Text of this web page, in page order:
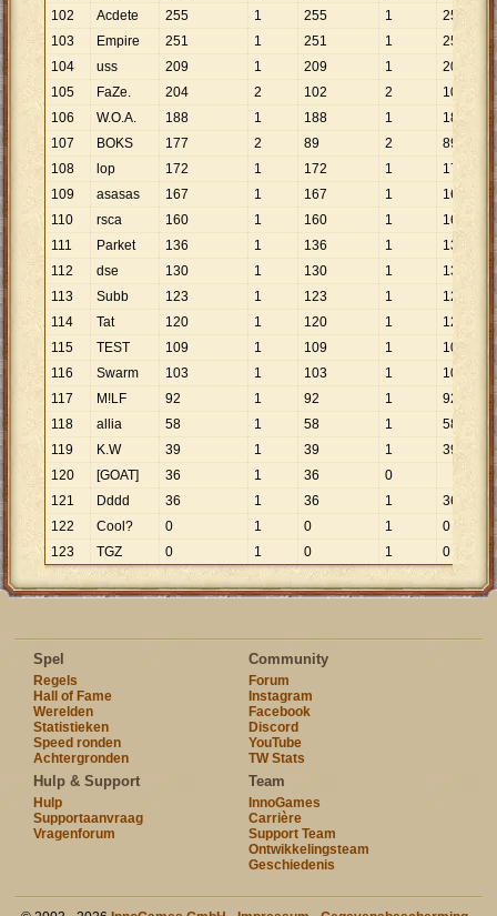
102
Acdete 255 1 255 1
255
103
Empire 251 1 251 1
251
104
uss 209 1 209 1
209
105
FaZe. 204 2 102 2
102
106
W.O.A. 188 1 188 1
188
107
BOKS 177 2 89 2
89
108
lop 172 1 172 1
172
109
asasas 167 1 167 1
167
110
rsca 160 1 160 1
160
111
Parket 136 1 136 1
136
112
dse 130 1 130 1
130
113
Subb 123 1 123 1
123
114
Tat 120 1 120 1
120
115
TEST 109 1 109 1
109
116
Swarm 103 1 103 1
103
117
M!LF 92 1 92 1
92
118
allia 58 1 58 1
58
119
K.W 39 1 39 1
39
120
[GOAT] 36 1 36
0
121
Dddd 36 1 36 1
36
122
Cool? 0 1 0 1
0
123
TGZ 0 1 0 1 0
Spel
Regels
Hall of Fame
Werelden
Statistieken
Speed ronden
Achtergronden
Community
Forum
Instagram
Facebook
Discord
YouTube
TW Stats
Hulp & Support
Hulp
Supportaanvraag
Vragenforum
Team
InnoGames
Carrière
Support Team
Ontwikkelingsteam
Geschiedenis